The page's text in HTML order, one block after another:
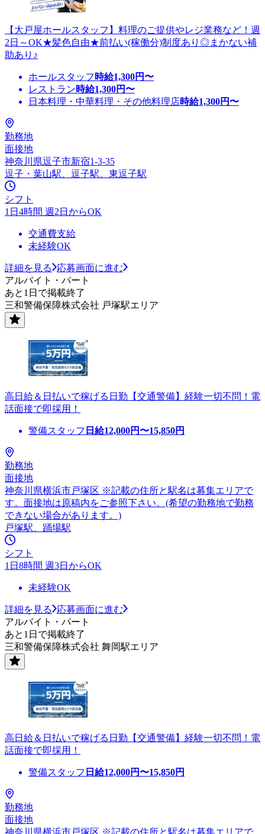
【大戸屋ホールスタッフ】料理のご提供やレジ業務など！週
2日～OK★髪色自由★前払い(稼働分)制度あり◎まかない補
助あり♪
ホールスタッフ 時給1,300円〜
レストラン時給1,300円〜
日本料理・中華料理・その他料理店時給1,300円〜
勤務地
面接地
神奈川県逗子市新宿1-3-35
逗子・葉山駅、逗子駅、東逗子駅
シフト
1日4時間 週2日からOK
交通費支給
未経験OK
詳細を見る
応募画面に進む
アルバイト・パート
あと1日で掲載終了
三和警備保障株式会社 戸塚駅エリア
高日給＆日払いで稼げる日勤【交通警備】経験一切不問！電
話面接で即採用！
警備スタッフ 日給12,000円〜15,850円
勤務地
面接地
神奈川県横浜市戸塚区 ※記載の住所と駅名は募集エリアで
す。面接地は原稿内をご参照下さい。(希望の勤務地で勤務
できない場合があります。)
戸塚駅、踊場駅
シフト
1日8時間 週3日からOK
未経験OK
詳細を見る
応募画面に進む
アルバイト・パート
あと1日で掲載終了
三和警備保障株式会社 舞岡駅エリア
高日給＆日払いで稼げる日勤【交通警備】経験一切不問！電
話面接で即採用！
警備スタッフ 日給12,000円〜15,850円
勤務地
面接地
神奈川県横浜市戸塚区 ※記載の住所と駅名は募集エリアで